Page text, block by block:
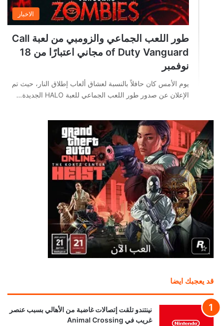
الاخبار
طور اللعب الجماعي والزومبي من لعبة Call
of Duty Vanguard مجاني اعتبارًا من 18
نوفمبر
يوم الأمس كان حافلاً بالنسبة لعشاق ألعاب إطلاق النار، حيث تم
الإعلان عن صدور طور اللعب الجماعي للعبة HALO الجديدة…
قد يعجبك ايضا
نينتندو تلقت إتصالات غاضبة من الأهالي بسبب عنصر
غريب في Animal Crossing